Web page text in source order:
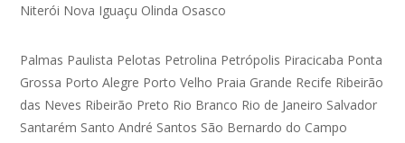
Niterói Nova Iguaçu Olinda Osasco
Palmas Paulista Pelotas Petrolina Petrópolis Piracicaba Ponta
Grossa Porto Alegre Porto Velho Praia Grande Recife Ribeirão
das Neves Ribeirão Preto Rio Branco Rio de Janeiro Salvador
Santarém Santo André Santos São Bernardo do Campo